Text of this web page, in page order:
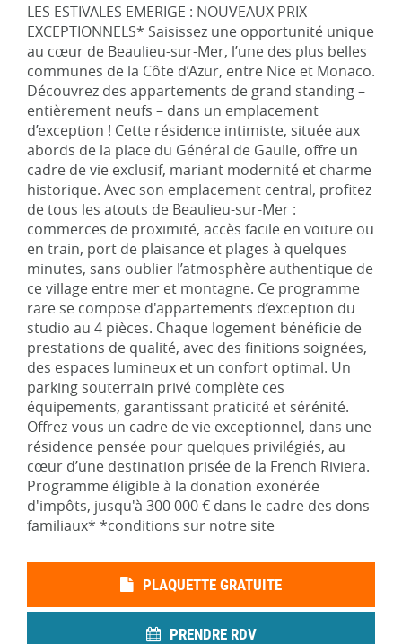
LES ESTIVALES EMERIGE : NOUVEAUX PRIX
EXCEPTIONNELS* Saisissez une opportunité unique
au cœur de Beaulieu-sur-Mer, l’une des plus belles
communes de la Côte d’Azur, entre Nice et Monaco.
Découvrez des appartements de grand standing –
entièrement neufs – dans un emplacement
d’exception ! Cette résidence intimiste, située aux
abords de la place du Général de Gaulle, offre un
cadre de vie exclusif, mariant modernité et charme
historique. Avec son emplacement central, profitez
de tous les atouts de Beaulieu-sur-Mer :
commerces de proximité, accès facile en voiture ou
en train, port de plaisance et plages à quelques
minutes, sans oublier l’atmosphère authentique de
ce village entre mer et montagne. Ce programme
rare se compose d'appartements d’exception du
studio au 4 pièces. Chaque logement bénéficie de
prestations de qualité, avec des finitions soignées,
des espaces lumineux et un confort optimal. Un
parking souterrain privé complète ces
équipements, garantissant praticité et sérénité.
Offrez-vous un cadre de vie exceptionnel, dans une
résidence pensée pour quelques privilégiés, au
cœur d’une destination prisée de la French Riviera.
Programme éligible à la donation exonérée
d'impôts, jusqu'à 300 000 € dans le cadre des dons
familiaux* *conditions sur notre site
PLAQUETTE GRATUITE
PRENDRE RDV